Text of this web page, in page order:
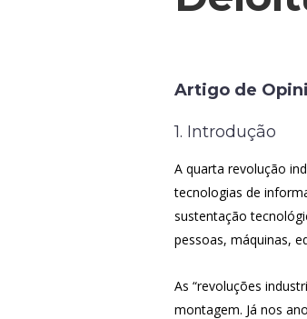
Artigo de
1. Introdução
A quarta revolução
tecnologias de
sustentação
pessoas, máquinas,
As “revoluções
montagem. Já nos